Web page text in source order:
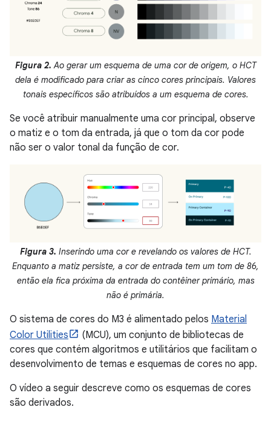
Figura 2. Ao gerar um esquema de uma cor de origem, o HCT
dela é modificado para criar as cinco cores principais. Valores
tonais específicos são atribuídos a um esquema de cores.
Se você atribuir manualmente uma cor principal, observe
o matiz e o tom da entrada, já que o tom da cor pode
não ser o valor tonal da função de cor.
Figura 3. Inserindo uma cor e revelando os valores de HCT.
Enquanto a matiz persiste, a cor de entrada tem um tom de 86,
então ela fica próxima da entrada do contêiner primário, mas
não é primária.
O sistema de cores do M3 é alimentado pelos Material
Color Utilities
(MCU), um conjunto de bibliotecas de
cores que contém algoritmos e utilitários que facilitam o
desenvolvimento de temas e esquemas de cores no app.
O vídeo a seguir descreve como os esquemas de cores
são derivados.